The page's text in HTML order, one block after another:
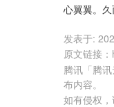
心翼翼。
发表于:
原文链接 ：
腾讯「腾
布内容。
如有侵权